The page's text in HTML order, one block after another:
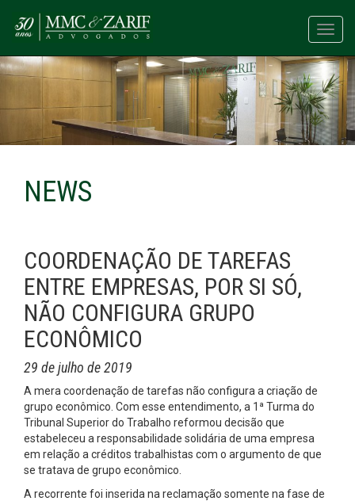
NEWS
COORDENAÇÃO DE TAREFAS
ENTRE EMPRESAS, POR SI SÓ,
NÃO CONFIGURA GRUPO
ECONÔMICO
29 de julho de 2019
A mera coordenação de tarefas não configura a criação de
grupo econômico. Com esse entendimento, a 1ª Turma do
Tribunal Superior do Trabalho reformou decisão que
estabeleceu a responsabilidade solidária de uma empresa
em relação a créditos trabalhistas com o argumento de que
se tratava de grupo econômico.
A recorrente foi inserida na reclamação somente na fase de